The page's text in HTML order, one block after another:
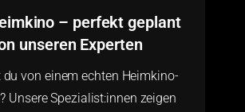
– perfekt geplant
unseren Experten
von einem echten Heimkino-
Unsere Spezialist:innen zeigen